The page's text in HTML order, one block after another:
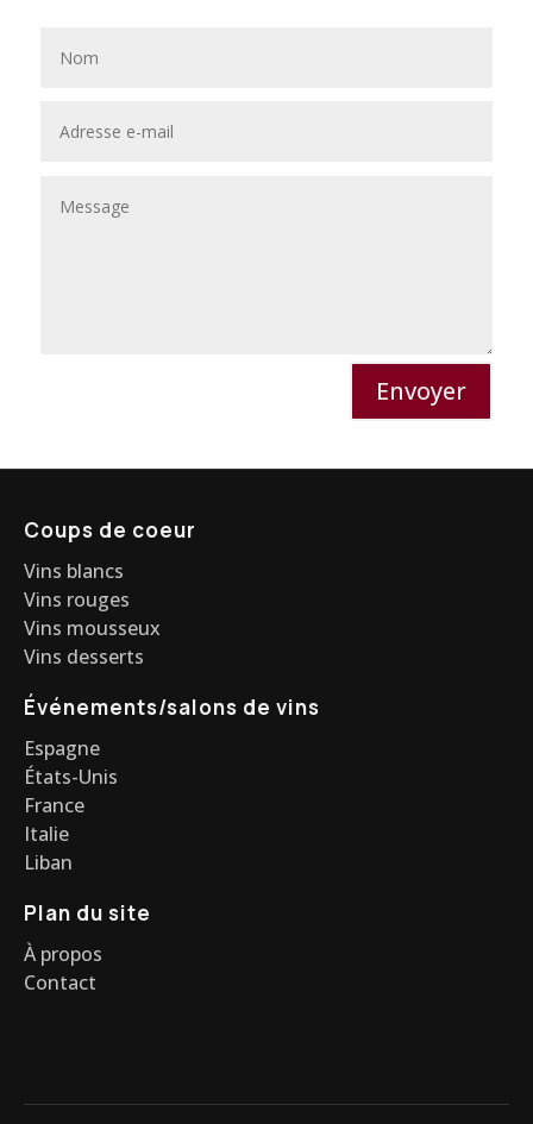
Envoyer
Coups de coeur
Vins blancs
Vins rouges
Vins mousseux
Vins desserts
Événements/salons de vins
Espagne
États-Unis
France
Italie
Liban
Plan du site
À propos
Contact